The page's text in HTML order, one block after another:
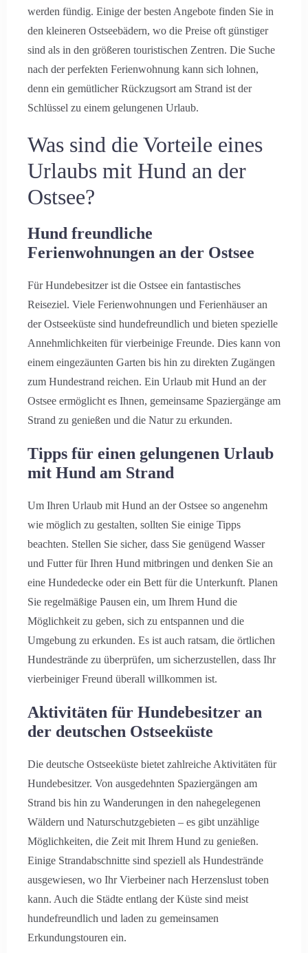
werden fündig. Einige der besten Angebote finden Sie in
den kleineren Ostseebädern, wo die Preise oft günstiger
sind als in den größeren touristischen Zentren. Die Suche
nach der perfekten Ferienwohnung kann sich lohnen,
denn ein gemütlicher Rückzugsort am Strand ist der
Schlüssel zu einem gelungenen Urlaub.
Was sind die Vorteile eines
Urlaubs mit Hund an der
Ostsee?
Hund freundliche
Ferienwohnungen an der Ostsee
Für Hundebesitzer ist die Ostsee ein fantastisches
Reiseziel. Viele Ferienwohnungen und Ferienhäuser an
der Ostseeküste sind hundefreundlich und bieten spezielle
Annehmlichkeiten für vierbeinige Freunde. Dies kann von
einem eingezäunten Garten bis hin zu direkten Zugängen
zum Hundestrand reichen. Ein Urlaub mit Hund an der
Ostsee ermöglicht es Ihnen, gemeinsame Spaziergänge am
Strand zu genießen und die Natur zu erkunden.
Tipps für einen gelungenen Urlaub
mit Hund am Strand
Um Ihren Urlaub mit Hund an der Ostsee so angenehm
wie möglich zu gestalten, sollten Sie einige Tipps
beachten. Stellen Sie sicher, dass Sie genügend Wasser
und Futter für Ihren Hund mitbringen und denken Sie an
eine Hundedecke oder ein Bett für die Unterkunft. Planen
Sie regelmäßige Pausen ein, um Ihrem Hund die
Möglichkeit zu geben, sich zu entspannen und die
Umgebung zu erkunden. Es ist auch ratsam, die örtlichen
Hundestrände zu überprüfen, um sicherzustellen, dass Ihr
vierbeiniger Freund überall willkommen ist.
Aktivitäten für Hundebesitzer an
der deutschen Ostseeküste
Die deutsche Ostseeküste bietet zahlreiche Aktivitäten für
Hundebesitzer. Von ausgedehnten Spaziergängen am
Strand bis hin zu Wanderungen in den nahegelegenen
Wäldern und Naturschutzgebieten – es gibt unzählige
Möglichkeiten, die Zeit mit Ihrem Hund zu genießen.
Einige Strandabschnitte sind speziell als Hundestrände
ausgewiesen, wo Ihr Vierbeiner nach Herzenslust toben
kann. Auch die Städte entlang der Küste sind meist
hundefreundlich und laden zu gemeinsamen
Erkundungstouren ein.
Anreise
Abreise
Erwachsene Kinder